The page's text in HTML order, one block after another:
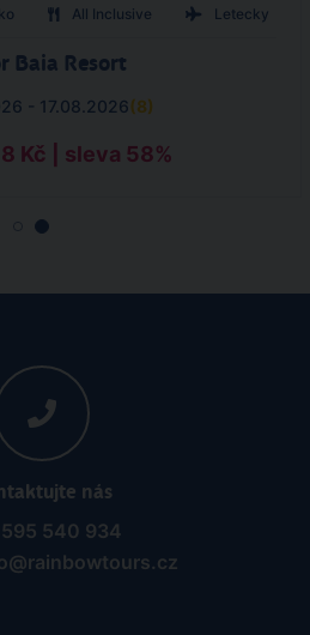
All Inclusive Letecky
Baia Resort
- 17.08.2026(8)
Kč | sleva 58%
nás
540 934